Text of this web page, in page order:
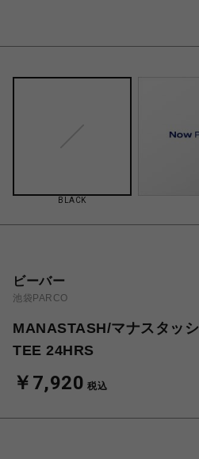
BLACK
ビーバー
池袋PARCO
MANASTASH/マナスタッ
TEE 24HRS
￥7,920 税込